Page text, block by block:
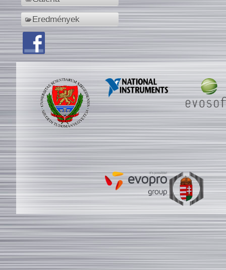
Eredmények